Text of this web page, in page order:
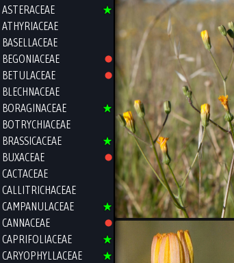
ASTERACEAE
ATHYRIACEAE
BASELLACEAE
BEGONIACEAE
BETULACEAE
BLECHNACEAE
BORAGINACEAE
BOTRYCHIACEAE
BRASSICACEAE
BUXACEAE
CACTACEAE
CALLITRICHACEAE
CAMPANULACEAE
CANNACEAE
CAPRIFOLIACEAE
CARYOPHYLLACEAE